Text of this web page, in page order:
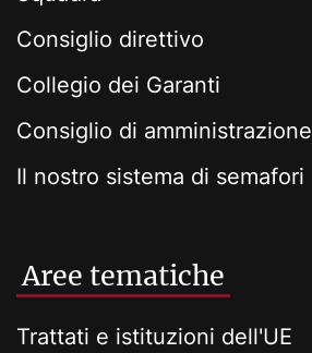
Consiglio direttivo
Collegio dei Garanti
Consiglio di amministrazione
Il nostro sistema di semafori
Aree tematiche
Trattati e istituzioni dell'UE